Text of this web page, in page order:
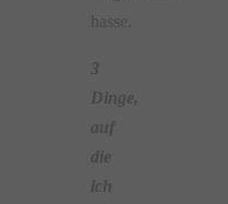
hasse.
3
Dinge,
auf
die
ich